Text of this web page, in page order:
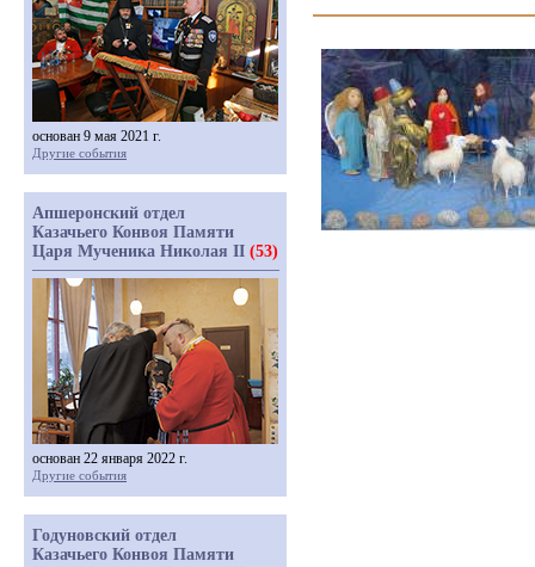
основан 9 мая 2021 г.
Другие события
Апшеронский отдел
Казачьего Конвоя Памяти
Царя Мученика Николая II (53)
основан 22 января 2022 г.
Другие события
Годуновский отдел
Казачьего Конвоя Памяти